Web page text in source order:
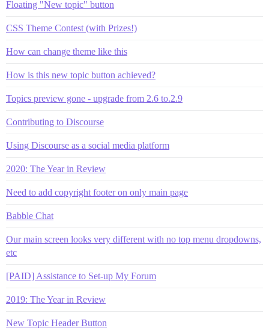
Floating "New topic" button
CSS Theme Contest (with Prizes!)
How can change theme like this
How is this new topic button achieved?
Topics preview gone - upgrade from 2.6 to.2.9
Contributing to Discourse
Using Discourse as a social media platform
2020: The Year in Review
Need to add copyright footer on only main page
Babble Chat
Our main screen looks very different with no top menu dropdowns,
etc
[PAID] Assistance to Set-up My Forum
2019: The Year in Review
New Topic Header Button